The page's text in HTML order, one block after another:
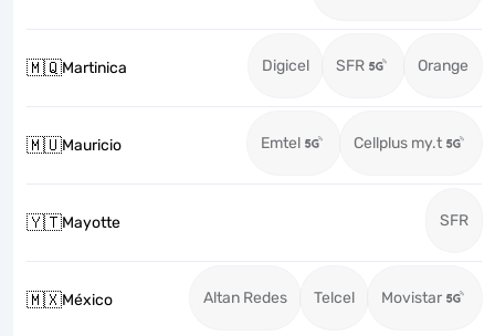
🇲🇶Martinica Digicel SFR Orange
🇲🇺Mauricio Emtel Cellplus my.t
🇾🇹Mayotte SFR
🇲🇽México Altan Redes Telcel Movistar